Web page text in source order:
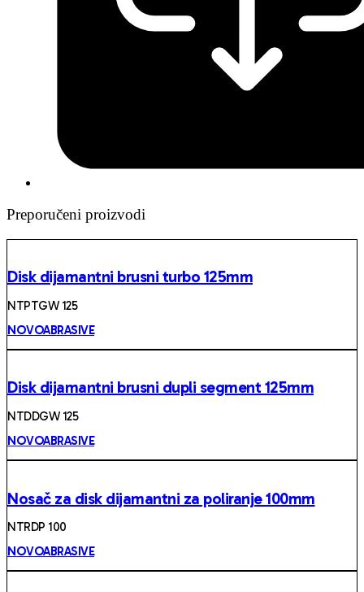
Preporučeni proizvodi
Disk dijamantni brusni turbo 125mm
NTPTGW 125
NOVOABRASIVE
Disk dijamantni brusni dupli segment 125mm
NTDDGW 125
NOVOABRASIVE
Nosač za disk dijamantni za poliranje 100mm
NTRDP 100
NOVOABRASIVE